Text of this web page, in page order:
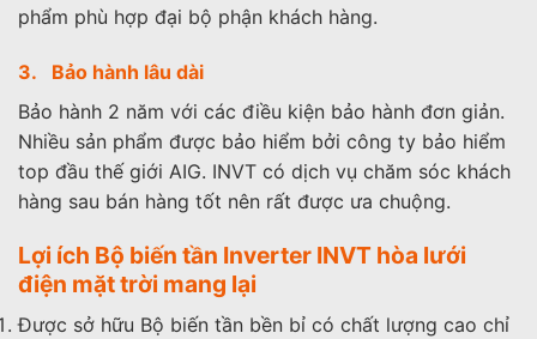
phẩm phù hợp đại bộ phận khách hàng.
3. Bảo hành lâu dài
Bảo hành 2 năm với các điều kiện bảo hành đơn giản.
Nhiều sản phẩm được bảo hiểm bởi công ty bảo hiểm
top đầu thế giới AIG. INVT có dịch vụ chăm sóc khách
hàng sau bán hàng tốt nên rất được ưa chuộng.
Lợi ích Bộ biến tần Inverter INVT hòa lưới
điện mặt trời mang lại
Được sở hữu Bộ biến tần bền bỉ có chất lượng cao chỉ